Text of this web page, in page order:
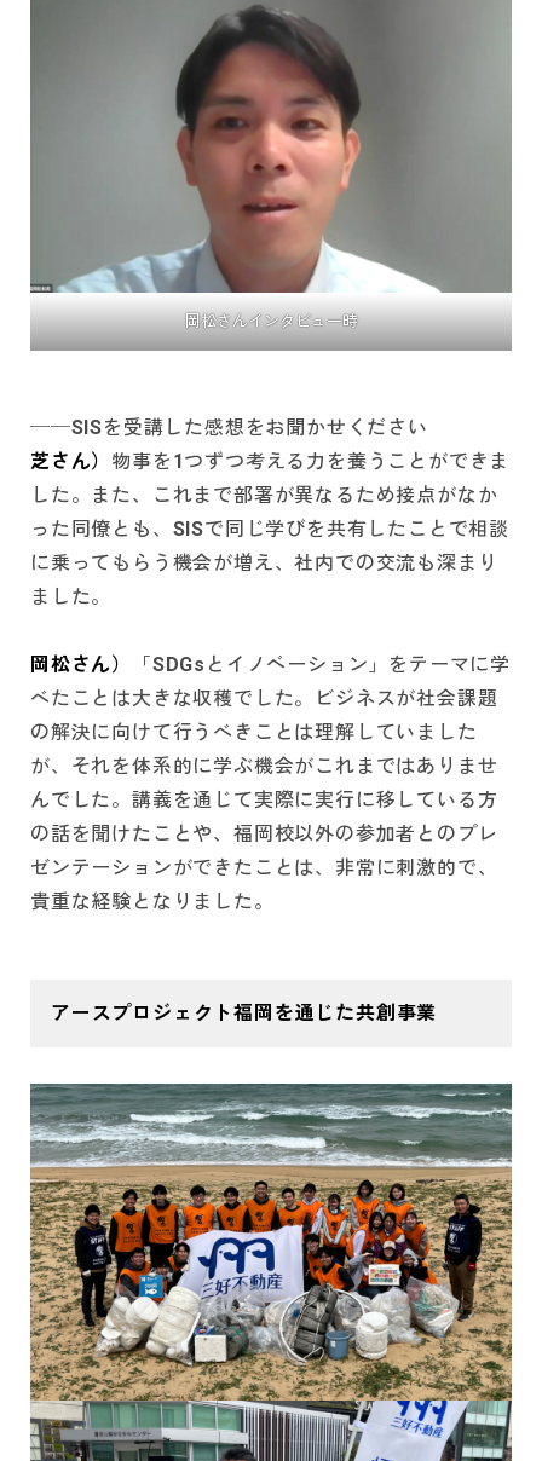
岡松さんインタビュー時
──SISを受講した感想をお聞かせください
芝さん） 物事を1つずつ考える力を養うことができま
した。また、これまで部署が異なるため接点がなか
った同僚とも、SISで同じ学びを共有したことで相談
に乗ってもらう機会が増え、社内での交流も深まり
ました。
岡松さん）
「SDGsとイノベーション」をテーマに学
べたことは大きな収穫でした。ビジネスが社会課題
の解決に向けて行うべきことは理解していました
が、それを体系的に学ぶ機会がこれまではありませ
んでした。講義を通じて実際に実行に移している方
の話を聞けたことや、福岡校以外の参加者とのプレ
ゼンテーションができたことは、非常に刺激的で、
貴重な経験となりました。
アースプロジェクト福岡を通じた共創事業